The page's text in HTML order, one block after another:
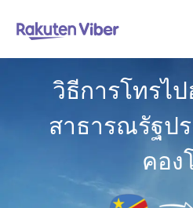
วิธีการโทรไ
สาธารณรัฐป
คอง